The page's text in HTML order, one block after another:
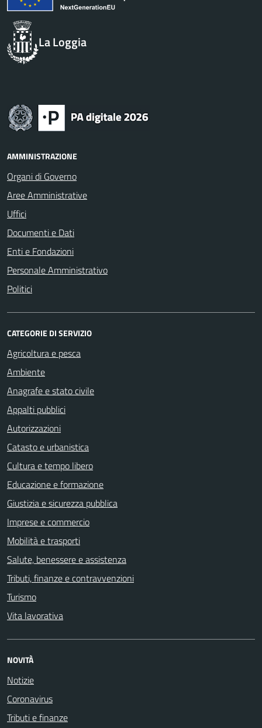
La Loggia
AMMINISTRAZIONE
Organi di Governo
Aree Amministrative
Uffici
Documenti e Dati
Enti e Fondazioni
Personale Amministrativo
Politici
CATEGORIE DI SERVIZIO
Agricoltura e pesca
Ambiente
Anagrafe e stato civile
Appalti pubblici
Autorizzazioni
Catasto e urbanistica
Cultura e tempo libero
Educazione e formazione
Giustizia e sicurezza pubblica
Imprese e commercio
Mobilità e trasporti
Salute, benessere e assistenza
Tributi, finanze e contravvenzioni
Turismo
Vita lavorativa
NOVITÀ
Notizie
Coronavirus
Tributi e finanze